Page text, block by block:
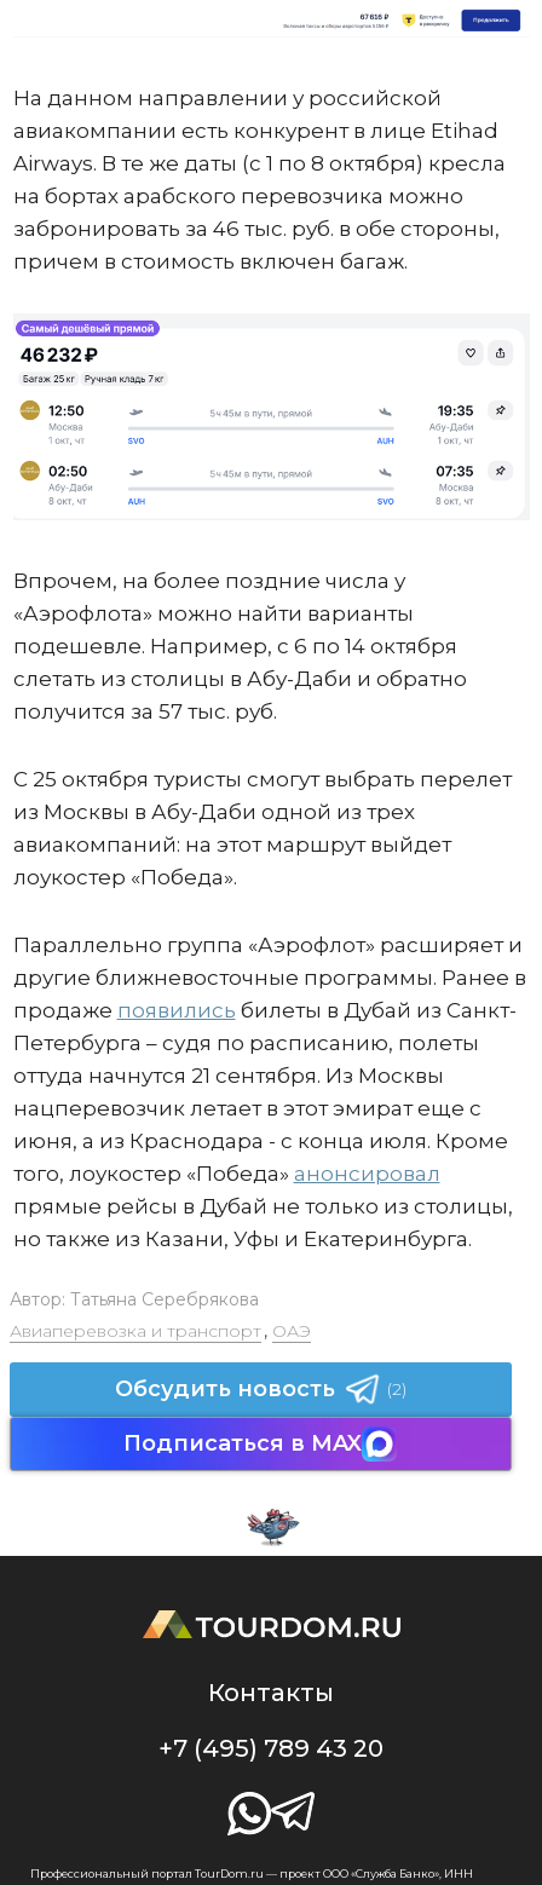
На данном направлении у российской
авиакомпании есть конкурент в лице Etihad
Airways. В те же даты (с 1 по 8 октября) кресла
на бортах арабского перевозчика можно
забронировать за 46 тыс. руб. в обе стороны,
причем в стоимость включен багаж.
Впрочем, на более поздние числа у
«Аэрофлота» можно найти варианты
подешевле. Например, с 6 по 14 октября
слетать из столицы в Абу-Даби и обратно
получится за 57 тыс. руб.
С 25 октября туристы смогут выбрать перелет
из Москвы в Абу-Даби одной из трех
авиакомпаний: на этот маршрут выйдет
лоукостер «Победа».
Параллельно группа «Аэрофлот» расширяет и
другие ближневосточные программы. Ранее в
продаже появились билеты в Дубай из Санкт-
Петербурга – судя по расписанию, полеты
оттуда начнутся 21 сентября. Из Москвы
нацперевозчик летает в этот эмират еще с
июня, а из Краснодара - с конца июля. Кроме
того, лоукостер «Победа» анонсировал
прямые рейсы в Дубай не только из столицы,
но также из Казани, Уфы и Екатеринбурга.
Автор: Татьяна Серебрякова
Авиаперевозка и транспорт, ОАЭ
Обсудить новость (2)
Подписаться в MAX
Контакты
+7 (495) 789 43 20
Профессиональный портал TourDom.ru — проект ООО «Служба Банко», ИНН